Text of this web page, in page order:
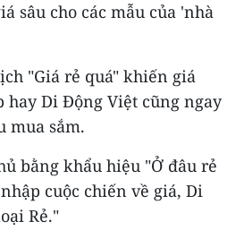
sâu cho các mẫu của 'nhà
"Giá rẻ quá" khiến giá
hay Di Động Việt cũng ngay
mua sắm.
bằng khẩu hiệu "Ở đâu rẻ
cuộc chiến về giá, Di
Rẻ."